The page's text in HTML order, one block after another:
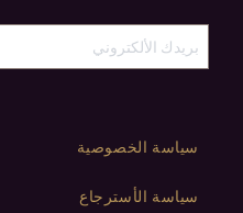
سياسة الخصوصية
سياسة الأسترجاع